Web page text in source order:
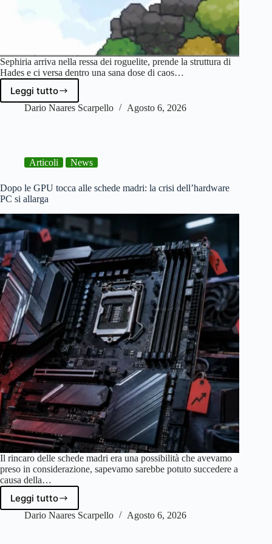
Sephiria arriva nella ressa dei roguelite, prende la struttura di
Hades e ci versa dentro una sana dose di caos…
Leggi tutto
Sephiria
–
in
art
Dario Naares Scarpello Agosto 6, 2026
Articoli News
Dopo le GPU tocca alle schede madri: la crisi dell’hardware
PC si allarga
Il rincaro delle schede madri era una possibilità che avevamo
preso in considerazione, sapevamo sarebbe potuto succedere a
causa della…
Leggi tutto
Dopo
le
Dario Naares Scarpello Agosto 6, 2026